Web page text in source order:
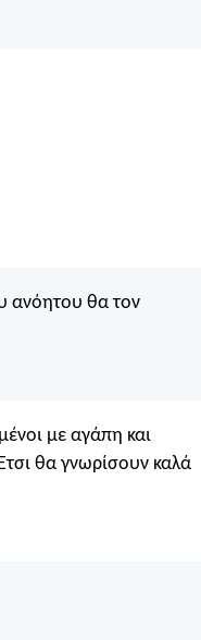
ανόητου θα τον
με αγάπη και
θα γνωρίσουν καλά